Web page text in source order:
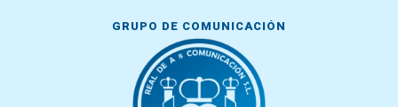
GRUPO DE COMUNICACIÓN